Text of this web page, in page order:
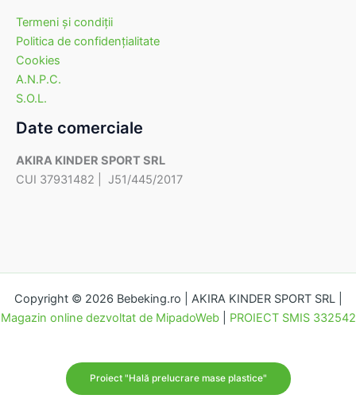
Termeni şi condiţii
Politica de confidenţialitate
Cookies
A.N.P.C.
S.O.L.
Date comerciale
AKIRA KINDER SPORT SRL
CUI 37931482 | J51/445/2017
Copyright © 2026 Bebeking.ro | AKIRA KINDER SPORT SRL |
Magazin online dezvoltat de MipadoWeb| PROIECT SMIS 332542
Proiect "Hală prelucrare mase plastice"